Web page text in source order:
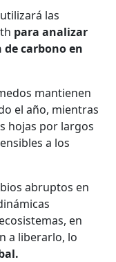
las
para analizar
carbono en
mantienen
el año, mientras
hojas por largos
a los
abruptos en
en
a liberarlo, lo